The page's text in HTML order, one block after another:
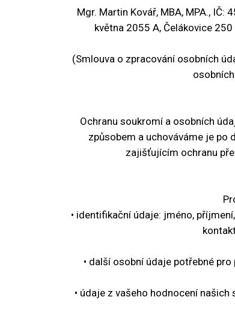
Mgr. Martin Kovář, MBA, MPA.,
května 2055 A, Čelákovice
(Smlouva o zpracování osobních
Ochranu soukromí a osobních
způsobem a uchováváme je po
zajišťujícím ochranu
• identifikační údaje: jméno,
• další osobní údaje potřebné
• údaje z vašeho hodnocení